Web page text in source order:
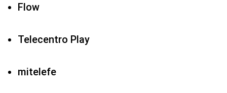
Flow
Telecentro Play
mitelefe